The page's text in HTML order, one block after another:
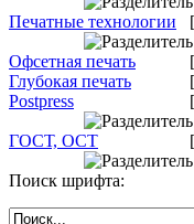
Печатные технологии
Офсетная печать
Глубокая печать
Postpress
ГОСТ, ОСТ
Поиск шрифта: